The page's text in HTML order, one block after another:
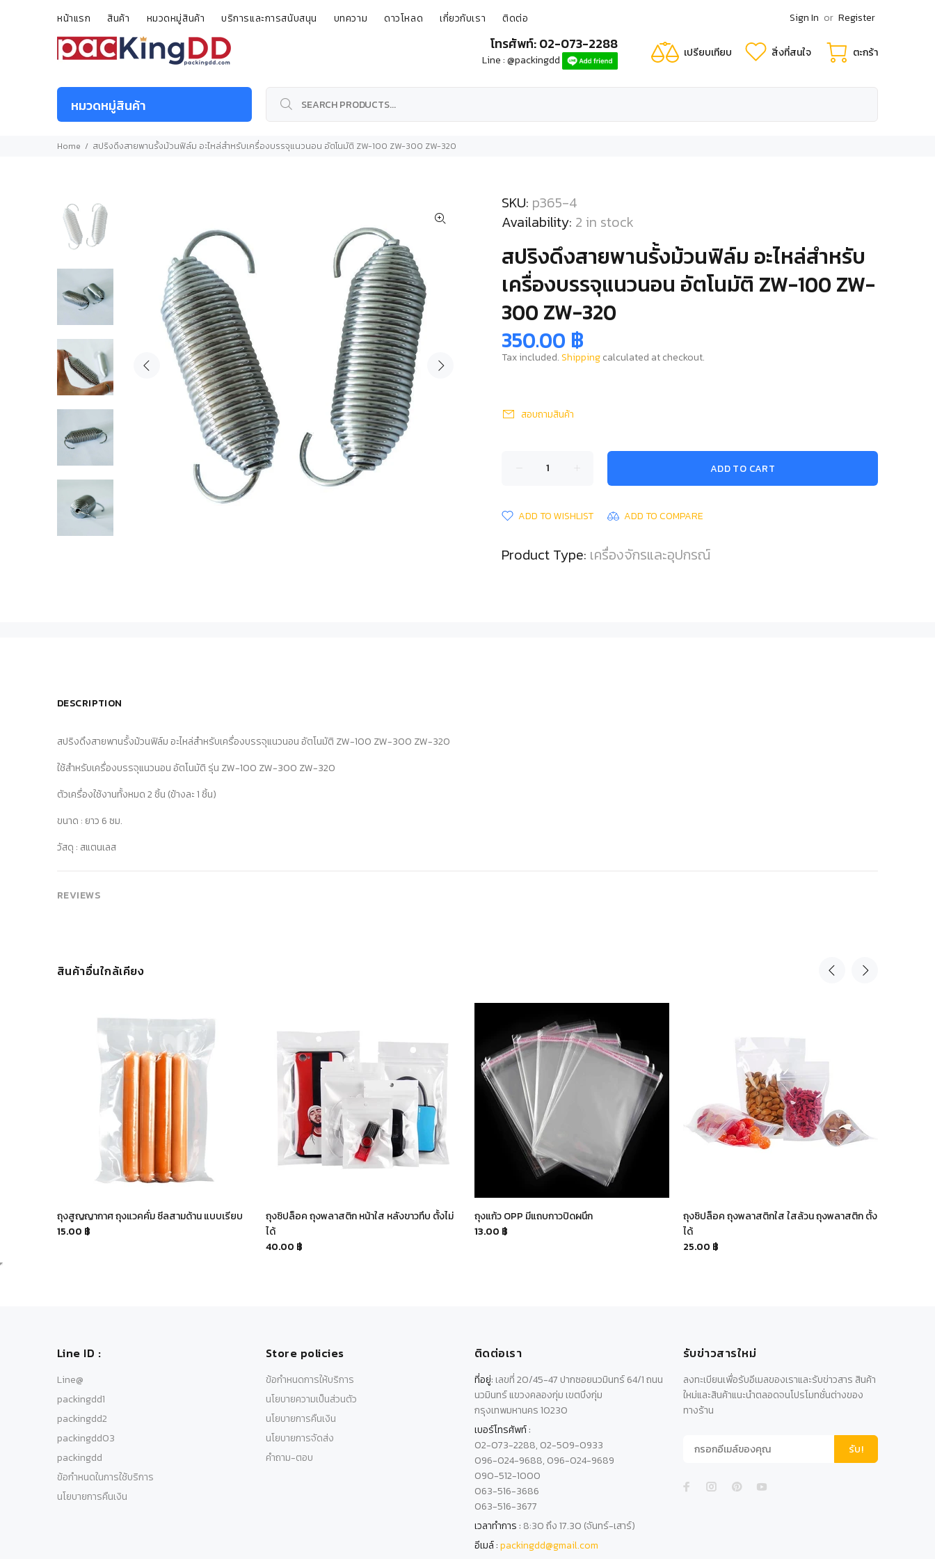
หน้าแรก สินค้า หมวดหมู่สินค้า บริการและการสนับสนุน บทความ ดาวโหลด เกี่ยวกับเรา ติดต่อ Sign In or Register
โทรศัพท์: 02-073-2288
Line : @packingdd
เปรียบเทียบ สิ่งที่สนใจ ตะกร้า
หมวดหมู่สินค้า
Home สปริงดึงสายพานรั้งม้วนฟิล์ม อะไหล่สำหรับเครื่องบรรจุแนวนอน อัตโนมัติ ZW-100 ZW-300 ZW-320
SKU: p365-4
Availability: 2 in stock
สปริงดึงสายพานรั้งม้วนฟิล์ม อะไหล่สำหรับ
เครื่องบรรจุแนวนอน อัตโนมัติ ZW-100 ZW-
300 ZW-320
350.00 ฿
Tax included.Shippingcalculated at checkout.
สอบถามสินค้า
ADD TO CART
ADD TO WISHLIST ADD TO COMPARE
Product Type: เครื่องจักรและอุปกรณ์
DESCRIPTION
สปริงดึงสายพานรั้งม้วนฟิล์ม อะไหล่สำหรับเครื่องบรรจุแนวนอน อัตโนมัติ ZW-100 ZW-300 ZW-320
ใช้สำหรับเครื่องบรรจุแนวนอน อัตโนมัติ รุ่น ZW-100 ZW-300 ZW-320
ตัวเครื่องใช้งานทั้งหมด 2 ชิ้น (ข้างละ 1 ชิ้น)
ขนาด : ยาว 6 ซม.
วัสดุ : สแตนเลส
REVIEWS
สินค้าอื่นใกล้เคียง
ถุงสูญญากาศ ถุงแวคคั่ม ซีลสามด้าน แบบเรียบ
15.00 ฿
ถุงซิปล็อค ถุงพลาสติก หน้าใส หลังขาวทึบ ตั้งไม่
ได้
40.00 ฿
ถุงแก้ว OPP มีแถบกาวปิดผนึก
13.00 ฿
ถุงซิปล็อค ถุงพลาสติกใส ใสล้วน ถุงพลาสติก ตั้ง
ได้
25.00 ฿
Line ID :
Line@
packingdd1
packingdd2
packingdd03
packingdd
ข้อกำหนดในการใช้บริการ
นโยบายการคืนเงิน
Store policies
ข้อกำหนดการให้บริการ
นโยบายความเป็นส่วนตัว
นโยบายการคืนเงิน
นโยบายการจัดส่ง
คำถาม-ตอบ
ติดต่อเรา
ที่อยู่: เลขที่ 20/45-47 ปากซอยนวมินทร์ 64/1 ถนน
นวมินทร์ แขวงคลองกุ่ม เขตบึงกุ่ม
กรุงเทพมหานคร 10230
เบอร์โทรศัพท์ :
02-073-2288, 02-509-0933
096-024-9688, 096-024-9689
090-512-1000
063-516-3686
063-516-3677
เวลาทำการ : 8:30 ถึง 17.30 (จันทร์-เสาร์)
อีเมล์ :packingdd@gmail.com
รับข่าวสารใหม่
ลงทะเบียนเพื่อรับอีเมลของเราและรับข่าวสาร สินค้า
ใหม่และสินค้าแนะนำตลอดจนโปรโมทชั่นต่างของ
ทางร้าน
รับ!